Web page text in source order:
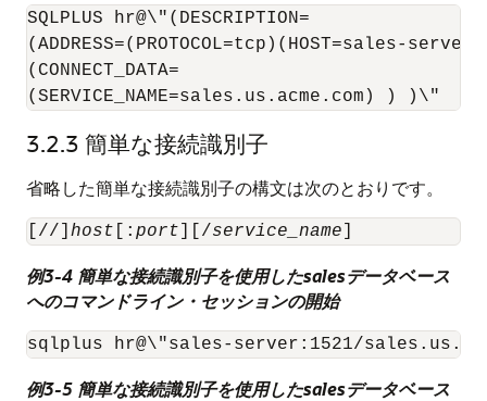
SQLPLUS hr@\"(DESCRIPTION=
(ADDRESS=(PROTOCOL=tcp)(HOST=sales-
(CONNECT_DATA=
(SERVICE_NAME=sales.us.acme.com) ) )\"
3.2.3 簡単な接続識別子
省略した簡単な接続識別子の構文は次のとおりです。
[//] host [: port ][/service_name
例3-4 簡単な接続識別子を使用したsalesデータベース
へのコマンドライン・セッションの開始
sqlplus hr@\"sales-server:1521/
例3-5 簡単な接続識別子を使用したsalesデータベース